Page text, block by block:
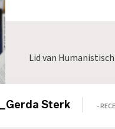
Lid van Humanistisch
_Gerda Sterk -